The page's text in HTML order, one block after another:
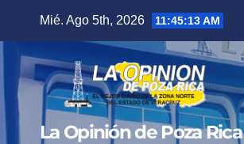
contenido
Mié. Ago 5th, 2026 11:45:15 AM
La Opinión de Poza Rica